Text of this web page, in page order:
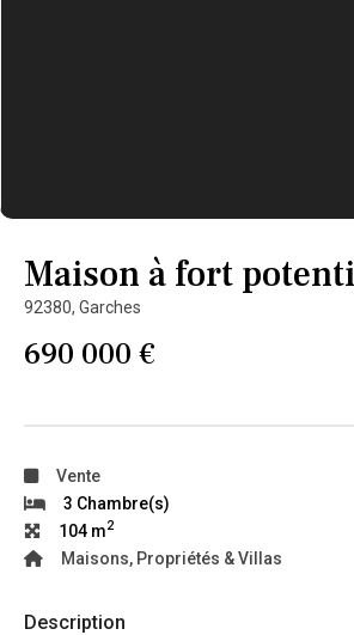
Maison à fort
92380,Garches
690 000 €
Vente
3 Chambre(s)
104 m2
Maisons, Propriétés & Villas
Description